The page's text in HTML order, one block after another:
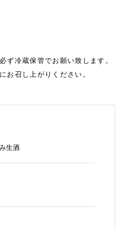
ず冷蔵保管でお願い致します。
お召し上がりください。
生酒